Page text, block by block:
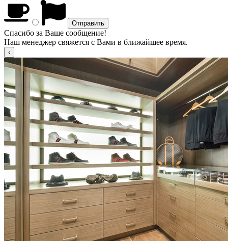
Спасибо за Ваше сообщение!
Наш менеджер свяжется с Вами в ближайшее время.